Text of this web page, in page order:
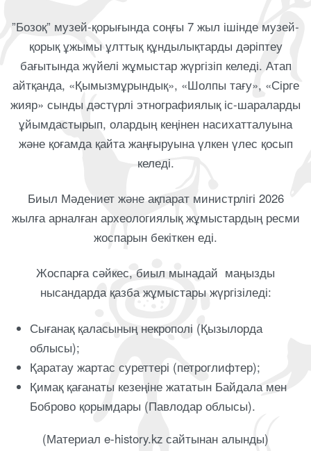
”Бозоқ” музей-қорығында соңғы 7 жыл ішінде музей-
қорық ұжымы ұлттық құндылықтарды дәріптеу
бағытында жүйелі жұмыстар жүргізіп келеді. Атап
айтқанда, «Қымызмұрындық», «Шолпы тағу», «Сірге
жияр» сынды дәстүрлі этнографиялық іс-шараларды
ұйымдастырып, олардың кеңінен насихатталуына
және қоғамда қайта жаңғыруына үлкен үлес қосып
келеді.
Биыл Мәдениет және ақпарат министрлігі 2026
жылға арналған археологиялық жұмыстардың ресми
жоспарын бекіткен еді.
Жоспарға сәйкес, биыл мынадай маңызды
нысандарда қазба жұмыстары жүргізіледі:
Сығанақ қаласының некрополі (Қызылорда
облысы);
Қаратау жартас суреттері (петроглифтер);
Қимақ қағанаты кезеңіне жататын Байдала мен
Боброво қорымдары (Павлодар облысы).
(Материал e-history.kz сайтынан алынды)